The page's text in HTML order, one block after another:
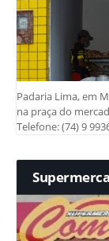
Padaria Lima, em
na praça do
Telefone: (74) 9